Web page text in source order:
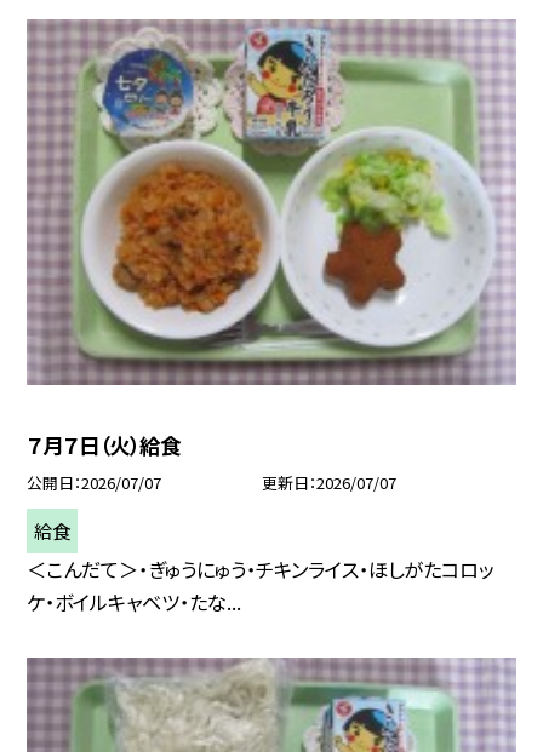
７月７日（火）給食
公開日 2026/07/07 更新日 2026/07/07
給食
＜こんだて＞・ぎゅうにゅう・チキンライス・ほしがたコロッ
ケ・ボイルキャベツ・たな...